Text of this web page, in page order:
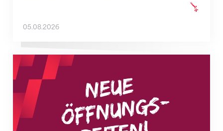
05.08.2026
Neue Empfangszeiten ab 1. August 2026